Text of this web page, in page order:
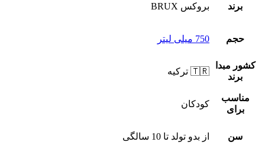
برند بروکس BRUX
حجم 750 میلی لیتر
کشور مبدا
برند
🇹🇷 ترکیه
مناسب
برای
کودکان
سن از بدو تولد تا 10 سالگی